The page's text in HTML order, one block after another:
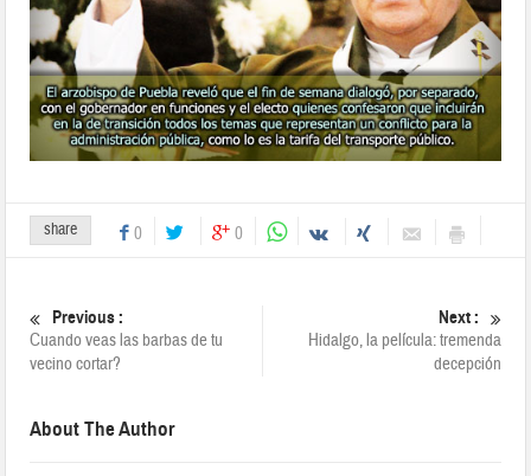
share 0 0
Previous :
Cuando veas las barbas de tu
vecino cortar?
Next :
Hidalgo, la película: tremenda
decepción
About The Author